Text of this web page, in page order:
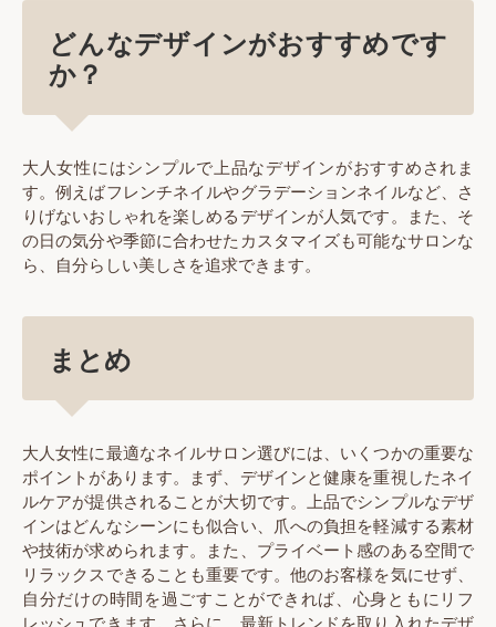
どんなデザインがおすすめです
か？
大人女性にはシンプルで上品なデザインがおすすめされま
す。例えばフレンチネイルやグラデーションネイルなど、さ
りげないおしゃれを楽しめるデザインが人気です。また、そ
の日の気分や季節に合わせたカスタマイズも可能なサロンな
ら、自分らしい美しさを追求できます。
まとめ
大人女性に最適なネイルサロン選びには、いくつかの重要な
ポイントがあります。まず、デザインと健康を重視したネイ
ルケアが提供されることが大切です。上品でシンプルなデザ
インはどんなシーンにも似合い、爪への負担を軽減する素材
や技術が求められます。また、プライベート感のある空間で
リラックスできることも重要です。他のお客様を気にせず、
自分だけの時間を過ごすことができれば、心身ともにリフ
レッシュできます。さらに、最新トレンドを取り入れたデザ